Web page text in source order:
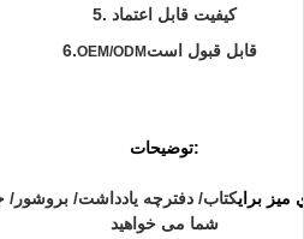
5. کیفیت قابل اعتماد
6.OEM/ODMقابل قبول است
توضیحات:
برايکتاب/ دفترچه یادداشت/ بروشور/
شما می خواهید